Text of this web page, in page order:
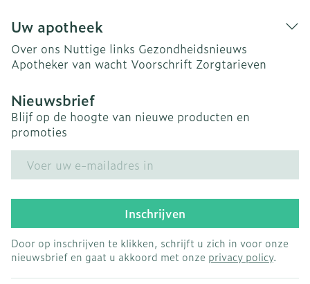
Uw apotheek
Over ons Nuttige links Gezondheidsnieuws
Apotheker van wacht Voorschrift Zorgtarieven
Nieuwsbrief
Blijf op de hoogte van nieuwe producten en
promoties
Inschrijven
Door op inschrijven te klikken, schrijft u zich in voor onze
nieuwsbrief en gaat u akkoord met onze privacy policy.